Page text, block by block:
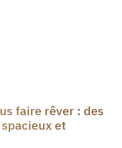
faire rêver : des
et